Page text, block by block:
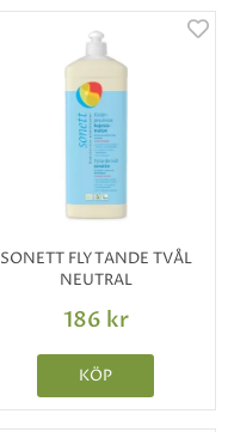
SONETT FLYTANDE TVÅL
NEUTRAL
186 kr
KÖP